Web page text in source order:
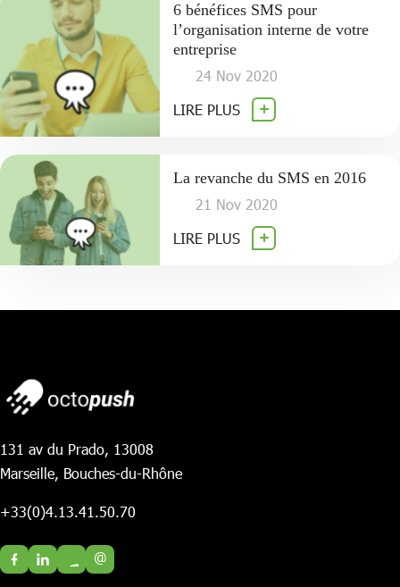
6 bénéfices SMS pour
l’organisation interne de votre
entreprise
24 Nov 2020
LIRE PLUS
La revanche du SMS en 2016
21 Nov 2020
LIRE PLUS
131 av du Prado, 13008
Marseille, Bouches-du-Rhône
+33(0)4.13.41.50.70
@